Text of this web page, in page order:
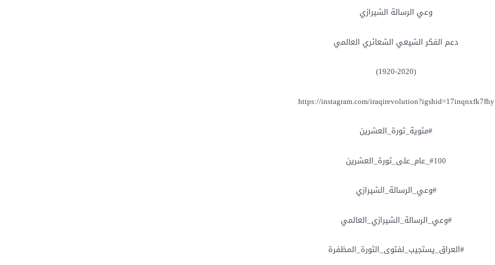
وعي الرسالة الشيرازي
دعم الفكر الشيعي الشعائري العالمي
(1920-2020)
https://instagram.com/iraqirevolution?igshid=17inqnxfk7fhy
#مئوية_ثورة_العشرين
#100_عام_على_ثورة_العشرين
#وعي_الرسالة_الشيرازي
#وعي_الرسالة_الشيرازي_العالمي
#العراق_يستجيب_لفتوى_الثورة_المظفرة